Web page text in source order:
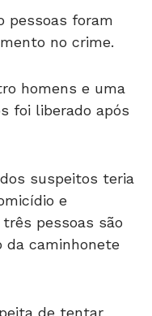
pessoas foram
no crime.
homens e uma
foi liberado após
suspeitos teria
e
pessoas são
da caminhonete
de tentar